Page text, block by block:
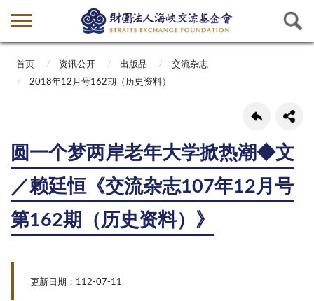
首页 资讯公开 出版品
交流杂志
2018年12月号162期（历史资料）
圆一个梦两岸老年大学掀热潮◆文
／赖廷恒《交流杂志107年12月号
第162期（历史资料）》
更新日期：112-07-11